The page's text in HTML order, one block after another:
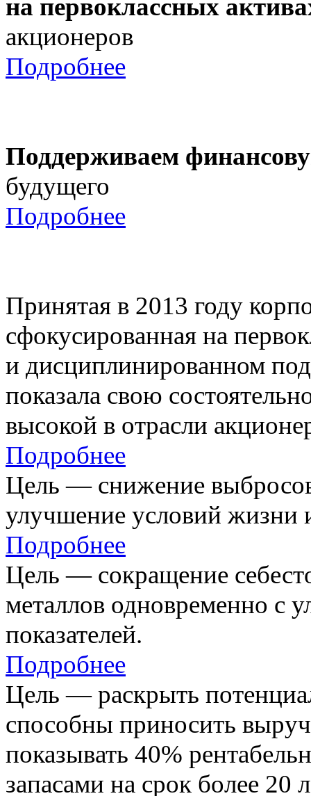
на первоклассных
акционеров
Подробнее
Поддерживаем
будущего
Подробнее
Принятая в 2013 году
сфокусированная на
и дисциплинированном
показала свою
высокой в отрасли
Подробнее
Цель — снижение
улучшение условий жизни
Подробнее
Цель — сокращение
металлов одновременно с
показателей.
Подробнее
Цель — раскрыть
способны приносить
показывать 40%
запасами на срок более 20